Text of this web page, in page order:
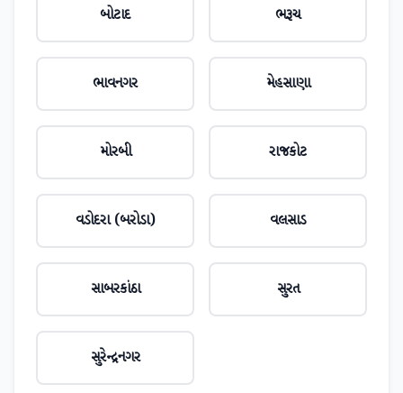
બોટાદ ભરૂચ
ભાવનગર મેહસાણા
મોરબી રાજકોટ
વડોદરા (બરોડા) વલસાડ
સાબરકાંઠા સુરત
સુરેન્દ્રનગર